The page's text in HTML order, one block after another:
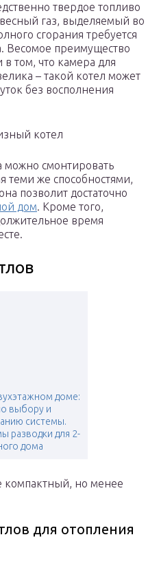
твердое топливо
газ, выделяемый во
сгорания требуется
Весомое преимущество
том, что камера для
– такой котел может
без восполнения
котел
можно смонтировать
теми же способностями,
позволит достаточно
дом. Кроме того,
время
доме:
выбору и
системы.
разводки для 2-
дома
компактный, но менее
для отопления